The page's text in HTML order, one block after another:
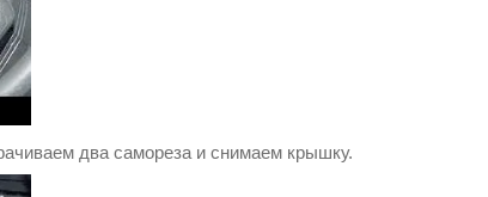
два самореза и снимаем крышку.